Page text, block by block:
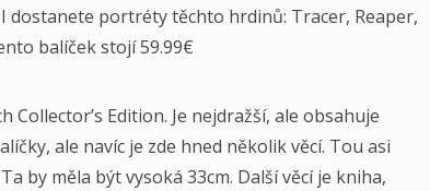
portréty těchto hrdinů: Tracer, Reaper,
balíček stojí 59.99€
Edition. Je nejdražší, ale obsahuje
ale navíc je zde hned několik věcí. Tou asi
by měla být vysoká 33cm. Další věcí je kniha,